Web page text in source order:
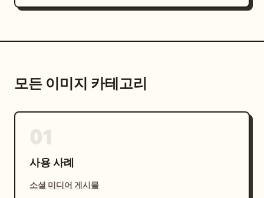
모든 이미지 카테고리
사용 사례
소셜 미디어 게시물